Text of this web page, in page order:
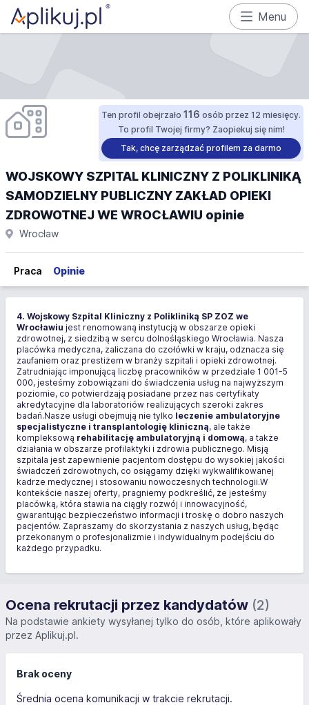
Menu
Ten profil obejrzało 116 osób przez 12 miesięcy.
To profil Twojej firmy? Zaopiekuj się nim!
Tak, chcę zarządzać profilem za darmo
WOJSKOWY SZPITAL KLINICZNY Z POLIKLINIKĄ
SAMODZIELNY PUBLICZNY ZAKŁAD OPIEKI
ZDROWOTNEJ WE WROCŁAWIU opinie
Wrocław
Praca Opinie
4. Wojskowy Szpital Kliniczny z Polikliniką SP ZOZ we
Wrocławiu jest renomowaną instytucją w obszarze opieki
zdrowotnej, z siedzibą w sercu dolnośląskiego Wrocławia. Nasza
placówka medyczna, zaliczana do czołówki w kraju, odznacza się
zaufaniem oraz prestiżem w branży szpitali i opieki zdrowotnej.
Zatrudniając imponującą liczbę pracowników w przedziale 1 001-5
000, jesteśmy zobowiązani do świadczenia usług na najwyższym
poziomie, co potwierdzają posiadane przez nas certyfikaty
akredytacyjne dla laboratoriów realizujących szeroki zakres
badań.Nasze usługi obejmują nie tylko leczenie ambulatoryjne
specjalistyczne i transplantologię kliniczną, ale także
kompleksową rehabilitację ambulatoryjną i domową, a także
działania w obszarze profilaktyki i zdrowia publicznego. Misją
szpitala jest zapewnienie pacjentom dostępu do wysokiej jakości
świadczeń zdrowotnych, co osiągamy dzięki wykwalifikowanej
kadrze medycznej i stosowaniu nowoczesnych technologii.W
kontekście naszej oferty, pragniemy podkreślić, że jesteśmy
placówką, która stawia na ciągły rozwój i innowacyjność,
gwarantując bezpieczeństwo informacji i troskę o dobro naszych
pacjentów. Zapraszamy do skorzystania z naszych usług, będąc
przekonanym o profesjonalizmie i indywidualnym podejściu do
każdego przypadku.
Ocena rekrutacji przez kandydatów (2)
Na podstawie ankiety wysyłanej tylko do osób, które aplikowały
przez Aplikuj.pl.
Brak oceny
Średnia ocena komunikacji w trakcie rekrutacji.